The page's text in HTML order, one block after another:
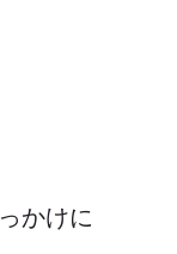
かけに